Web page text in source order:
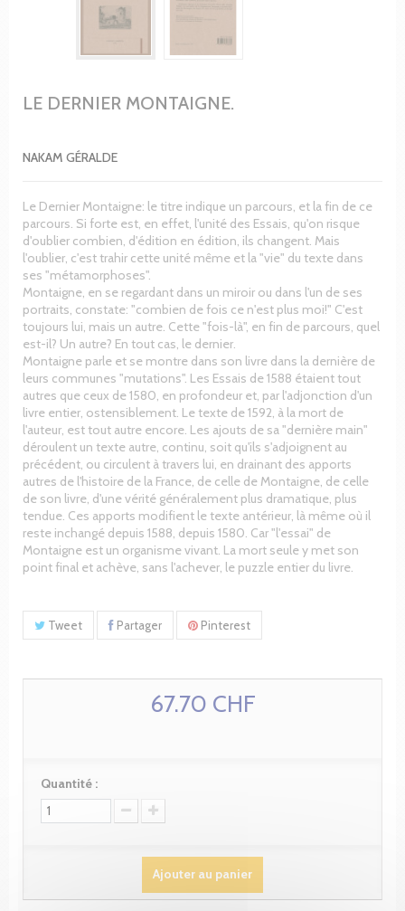
LE DERNIER MONTAIGNE.
NAKAM GÉRALDE
Le Dernier Montaigne: le titre indique un parcours, et la fin de ce
parcours. Si forte est, en effet, l'unité des Essais, qu'on risque
d'oublier combien, d'édition en édition, ils changent. Mais
l'oublier, c'est trahir cette unité même et la "vie" du texte dans
ses "métamorphoses".
Montaigne, en se regardant dans un miroir ou dans l'un de ses
portraits, constate: "combien de fois ce n'est plus moi!" C'est
toujours lui, mais un autre. Cette "fois-là", en fin de parcours, quel
est-il? Un autre? En tout cas, le dernier.
Montaigne parle et se montre dans son livre dans la dernière de
leurs communes "mutations". Les Essais de 1588 étaient tout
autres que ceux de 1580, en profondeur et, par l'adjonction d'un
livre entier, ostensiblement. Le texte de 1592, à la mort de
l'auteur, est tout autre encore. Les ajouts de sa "dernière main"
déroulent un texte autre, continu, soit qu'ils s'adjoignent au
précédent, ou circulent à travers lui, en drainant des apports
autres de l'histoire de la France, de celle de Montaigne, de celle
de son livre, d'une vérité généralement plus dramatique, plus
tendue. Ces apports modifient le texte antérieur, là même où il
reste inchangé depuis 1588, depuis 1580. Car "l'essai" de
Montaigne est un organisme vivant. La mort seule y met son
point final et achève, sans l'achever, le puzzle entier du livre.
Tweet Partager Pinterest
67.70 CHF
Quantité :
Ajouter au panier